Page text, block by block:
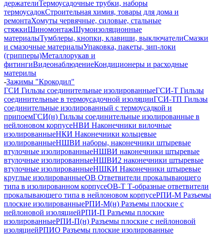
держателиТермоусадочные трубки, наборы
термоусадокСтроительная химия, товары для дома и
ремонтаХомуты червячные, силовые, стальные
стяжкиШиномонтажШумоизоляционные
материалыТумблеры, кнопки, клавиши, выключателиСмазки
и смазочные материалыУпаковка, пакеты, зип-локи
(грипперы)Металлорукав и
фитингиВидеонаблюдениеКондиционеры и расходные
материлы
-Зажимы "Крокодил"
ГСИ Гильзы соединительные изолированныеГСИ-Т Гильзы
соединительные в термоусадочной изоляцииГСИ-ТП Гильзы
соединительные изолированный с термоусадкой и
припоемГСИ(н) Гильзы соединительные изолированные в
нейлоновом корпусеНВИ Наконечники вилочные
изолированныеНКИ Наконечники кольцевые
изолированныеНШВИ наборы, наконечники штыревые
втулочные изолированныеНШВИ наконечники штыревые
втулочные изолированныеНШВИ2 наконечники штыревые
втулочные изолированныеНШКИ Наконечники штыревые
круглые изолированныеОВ Ответвители прокалывающего
типа в изолированном корпусеОВ-Т Т-образные ответвители
прокалывающего типа в нейлоновом корпусеРПИ-М Разъемы
плоские изолированныеРПИ-М(н) Разъемы плоские с
нейлоновой изоляциейРПИ-П Разъемы плоские
изолированныеРПИ-П(н) Разъемы плоские с нейлоновой
изоляциейРПИО Разъемы плоские изолированные